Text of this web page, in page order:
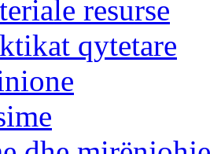
resurse
qytetare